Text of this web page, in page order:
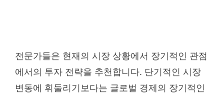
전문가들은 현재의 시장 상황에서 장기적인 관점
에서의 투자 전략을 추천합니다. 단기적인 시장
변동에 휘둘리기보다는 글로벌 경제의 장기적인